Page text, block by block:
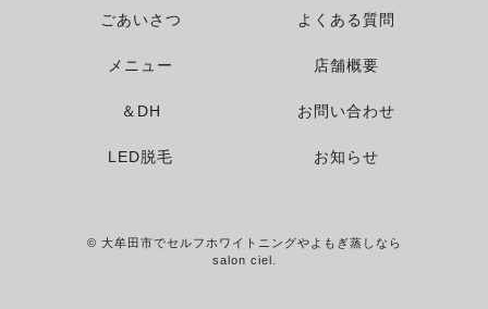
ごあいさつ
メニュー
＆DH
LED脱毛
よくある質問
店舗概要
お問い合わせ
お知らせ
© 大牟田市でセルフホワイトニングやよもぎ蒸しなら
salon ciel.